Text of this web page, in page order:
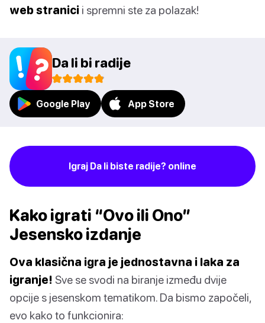
web stranici i spremni ste za polazak!
Da li bi radije
Google Play App Store
Igraj Da li biste radije? online
Kako igrati “Ovo ili Ono”
Jesensko izdanje
Ova klasična igra je jednostavna i laka za
igranje! Sve se svodi na biranje između dvije
opcije s jesenskom tematikom. Da bismo započeli,
evo kako to funkcionira: